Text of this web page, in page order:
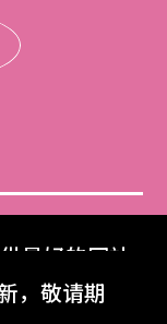
最好的网站
，敬请期